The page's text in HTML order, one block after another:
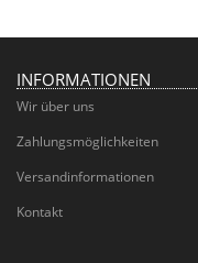
INFORMATIONEN
Wir über uns
Zahlungsmöglichkeiten
Versandinformationen
Kontakt